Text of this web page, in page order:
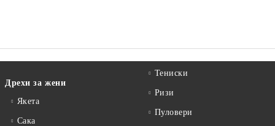
Дрехи за жени
Якета
Сакa
Тениски
Ризи
Пуловери